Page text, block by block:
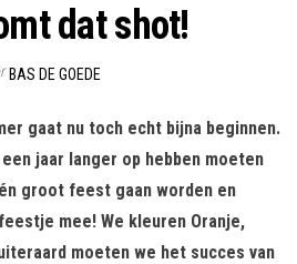
dat shot!
BAS DE GOEDE
gaat nu toch echt bijna beginnen.
jaar langer op hebben moeten
groot feest gaan worden en
mee! We kleuren Oranje,
moeten we het succes van